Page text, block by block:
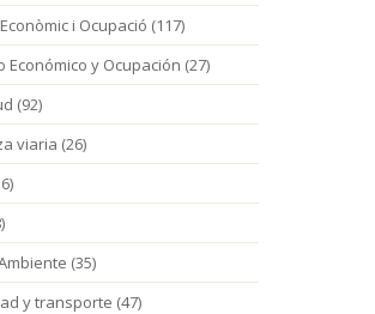
i Ocupació (117)
Económico y Ocupación (27)
(92)
viaria (26)
(35)
y transporte (47)